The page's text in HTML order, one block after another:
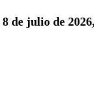
de julio de